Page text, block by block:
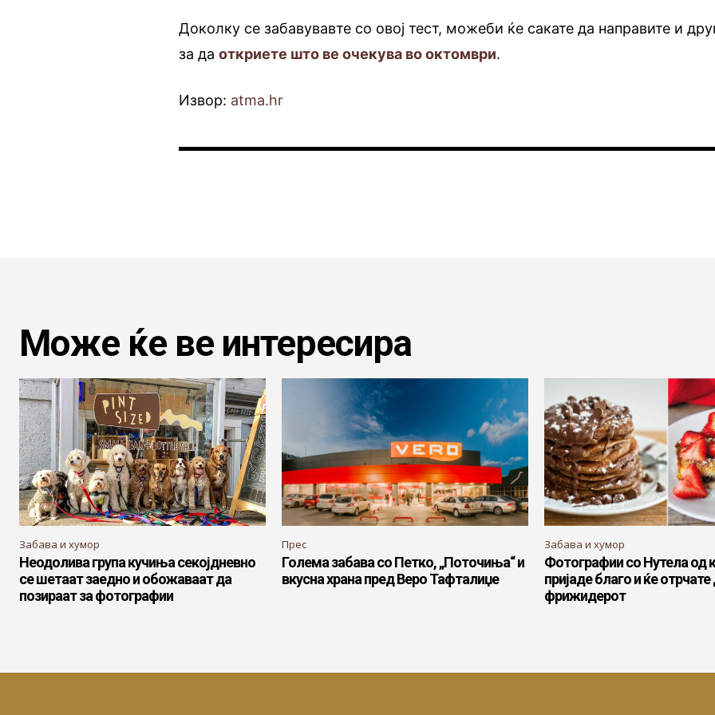
Доколку се забавувавте со овој тест, можеби ќе сакате да направите и
за даоткриете што ве очекува во октомври.
Извор: atma.hr
Може ќе ве интересира
Забава и хумор
Неодолива група кучиња секојдневно
се шетаат заедно и обожаваат да
позираат за фотографии
Прес
Голема забава со Петко, „Поточиња“ и
вкусна храна пред Веро Тафталиџе
Забава и хумор
Фотографии со Нутела од
пријаде благо и ќе отрчате
фрижидерот